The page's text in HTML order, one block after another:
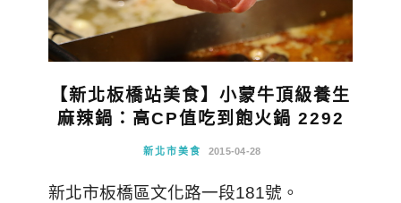
【新北板橋站美食】小蒙牛頂級養生
麻辣鍋：高CP值吃到飽火鍋 2292
新北市美食 2015-04-28
新北市板橋區文化路一段181號。